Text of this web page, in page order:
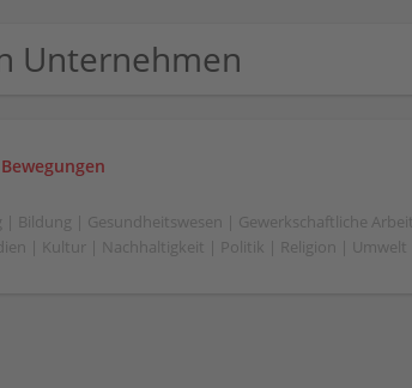
Unternehmen
| Bildung | Gesundheitswesen | Gewerkschaftliche Arbeit
| Kultur | Nachhaltigkeit | Politik | Religion | Umwelt